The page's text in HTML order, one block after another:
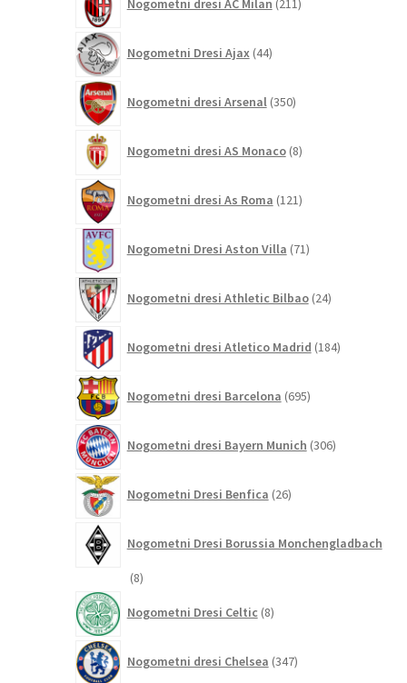
Nogometni dresi AC Milan 211izdelkov
Nogometni Dresi Ajax 44izdelkov
Nogometni dresi Arsenal 350izdelkov
Nogometni dresi AS Monaco 8izdelkov
Nogometni dresi As Roma 121izdelkov
Nogometni Dresi Aston Villa 71izdelkov
Nogometni dresi Athletic Bilbao 24izdelkov
Nogometni dresi Atletico Madrid 184izdelkov
Nogometni dresi Barcelona 695izdelkov
Nogometni dresi Bayern Munich 306izdelkov
Nogometni Dresi Benfica 26izdelkov
Nogometni Dresi Borussia Monchengladbach
88
Nogometni Dresi Celtic 8izdelkov
Nogometni dresi Chelsea 347izdelkov